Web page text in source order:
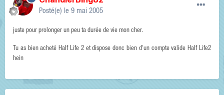
Posté(e) le 9 mai 2005
juste pour prolonger un peu ta durée de vie mon cher.
Tu as bien acheté Half Life 2 et dispose donc bien d'un compte valide Half Life2
hein